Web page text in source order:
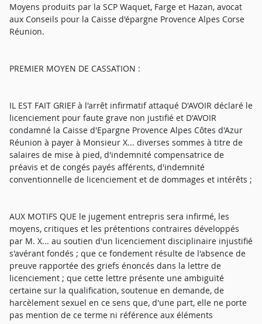
Moyens produits par la SCP Waquet, Farge et Hazan, avocat
aux Conseils pour la Caisse d'épargne Provence Alpes Corse
Réunion.
PREMIER MOYEN DE CASSATION :
IL EST FAIT GRIEF à l'arrêt infirmatif attaqué D'AVOIR déclaré le
licenciement pour faute grave non justifié et D'AVOIR
condamné la Caisse d'Epargne Provence Alpes Côtes d'Azur
Réunion à payer à Monsieur X... diverses sommes à titre de
salaires de mise à pied, d'indemnité compensatrice de
préavis et de congés payés afférents, d'indemnité
conventionnelle de licenciement et de dommages et intérêts ;
AUX MOTIFS QUE le jugement entrepris sera infirmé, les
moyens, critiques et les prétentions contraires développés
par M. X... au soutien d'un licenciement disciplinaire injustifié
s'avérant fondés ; que ce fondement résulte de l'absence de
preuve rapportée des griefs énoncés dans la lettre de
licenciement ; que cette lettre présente une ambiguïté
certaine sur la qualification, soutenue en demande, de
harcèlement sexuel en ce sens que, d'une part, elle ne porte
pas mention de ce terme ni référence aux éléments